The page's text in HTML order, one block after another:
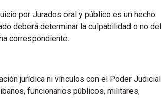
por Jurados oral y público es un hecho
deberá determinar la culpabilidad o no del
correspondiente.
jurídica ni vínculos con el Poder Judicial
funcionarios públicos, militares,